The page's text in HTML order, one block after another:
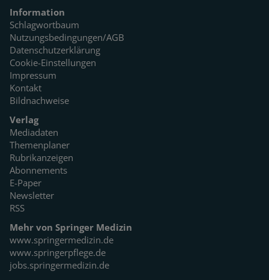
Information
Schlagwortbaum
Nutzungsbedingungen/AGB
Datenschutzerklärung
Cookie-Einstellungen
Impressum
Kontakt
Bildnachweise
Verlag
Mediadaten
Themenplaner
Rubrikanzeigen
Abonnements
E-Paper
Newsletter
RSS
Mehr von Springer Medizin
www.springermedizin.de
www.springerpflege.de
jobs.springermedizin.de